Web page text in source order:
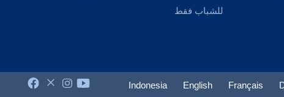
للشباب فقط
Français
English
Indonesia